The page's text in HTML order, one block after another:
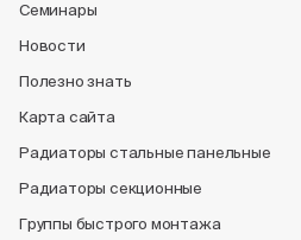
Семинары
Новости
Полезно знать
Карта сайта
Радиаторы стальные панельные
Радиаторы секционные
Группы быстрого монтажа